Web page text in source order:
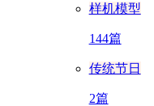
样机模型
144篇
传统节日
2篇